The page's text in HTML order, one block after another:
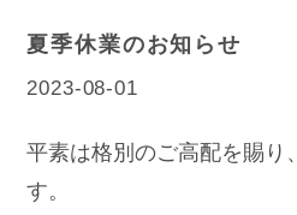
夏季休業のお知らせ
2023-08-01
平素は格別のご高配を賜り
す。